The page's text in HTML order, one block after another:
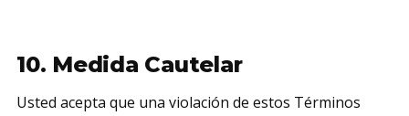
10. Medida Cautelar
Usted acepta que una violación de estos Términos